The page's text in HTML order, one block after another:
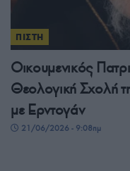
ΠΙΣΤΗ
Οικουμενικός
Θεολογική Σχολή
με Ερντογάν
21/06/2026 - 9:08πμ